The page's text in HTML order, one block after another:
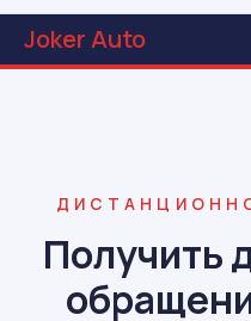
JokerAuto
Получить